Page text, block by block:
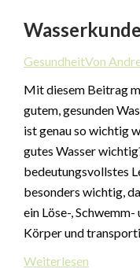
Wasserkunde
GesundheitVon
Mit diesem Beitrag
gutem, gesunden
ist genau so wichtig
gutes Wasser
bedeutungsvollstes
besonders wichtig,
ein Löse-,
Körper und
Weiterlesen